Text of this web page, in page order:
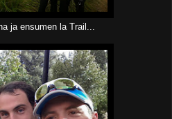
ja ensumen la Trail...